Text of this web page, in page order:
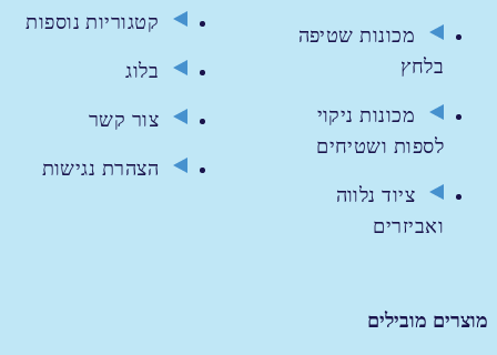
קטגוריות נוספות
בלוג
צור קשר
הצהרת נגישות
מכונות שטיפה
בלחץ
מכונות ניקוי
לספות ושטיחים
ציוד נלווה
ואביזרים
מוצרים מובילים